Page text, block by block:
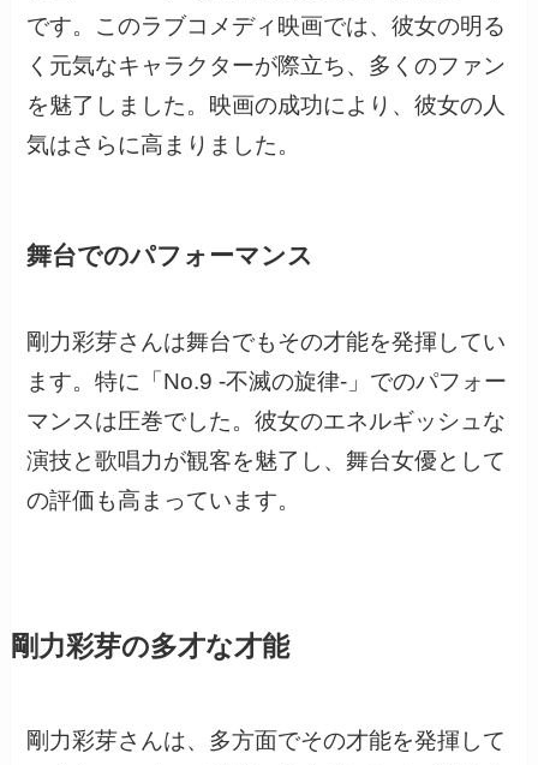
です。このラブコメディ映画では、彼女の明る
く元気なキャラクターが際立ち、多くのファン
を魅了しました。映画の成功により、彼女の人
気はさらに高まりました。
舞台でのパフォーマンス
剛力彩芽さんは舞台でもその才能を発揮してい
ます。特に「No.9 -不滅の旋律-」でのパフォー
マンスは圧巻でした。彼女のエネルギッシュな
演技と歌唱力が観客を魅了し、舞台女優として
の評価も高まっています。
剛力彩芽の多才な才能
剛力彩芽さんは、多方面でその才能を発揮して